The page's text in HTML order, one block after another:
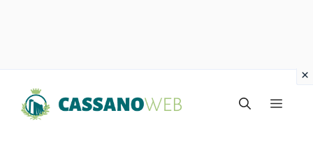
Menu